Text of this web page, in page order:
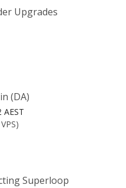
Upgrades
(DA)
AEST
Superloop